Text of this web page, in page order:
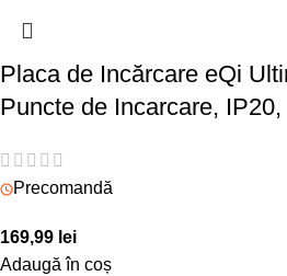
Placa de Incărcare eQi
Puncte de Incarcare,
Precomandă
169,99 lei
Adaugă în coș